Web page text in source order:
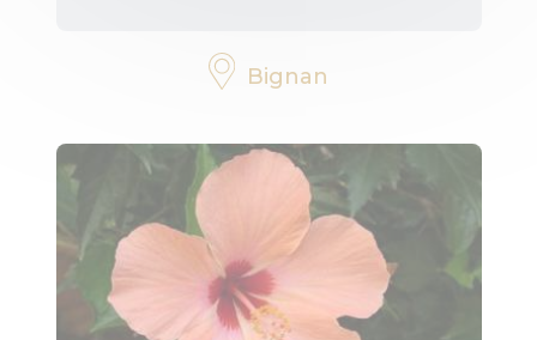
responsable
Accès et
transports
Organiser un
événement
Bignan